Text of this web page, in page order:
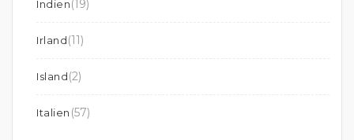
Indien(19)
Irland(11)
Island(2)
Italien (57)